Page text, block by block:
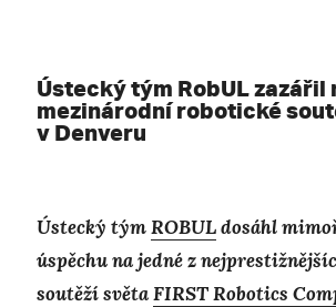
Ústecký tým RobUL zazářil
mezinárodní robotické
v Denveru
Ústecký týmROBULdosáhl
úspěchu na jedné z
soutěží světaFIRST Robotics